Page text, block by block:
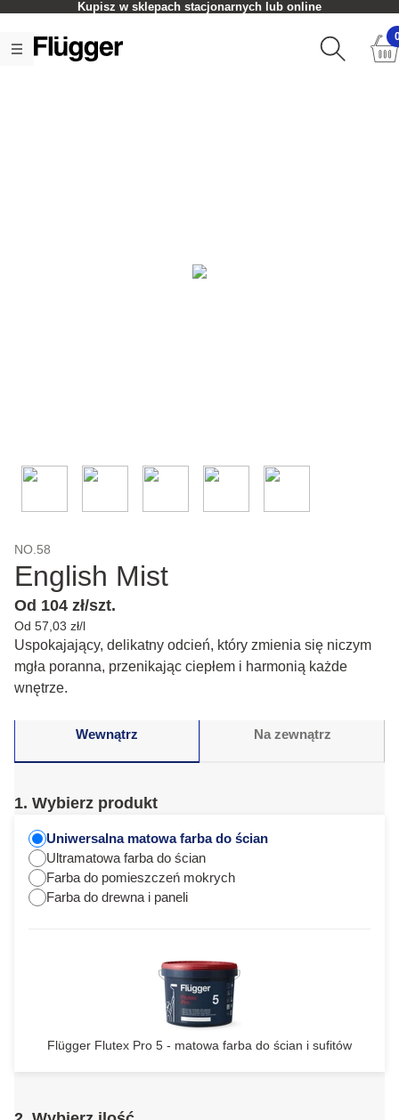
Kupisz w sklepach stacjonarnych lub online
NO.58
English Mist
Od 104 zł/szt.
Od 57,03 zł/l
Uspokajający, delikatny odcień, który zmienia się niczym
mgła poranna, przenikając ciepłem i harmonią każde
wnętrze.
Wewnątrz Na zewnątrz
1. Wybierz produkt
Uniwersalna matowa farba do ścian
Ultramatowa farba do ścian
Farba do pomieszczeń mokrych
Farba do drewna i paneli
Flügger Flutex Pro 5 - matowa farba do ścian i sufitów